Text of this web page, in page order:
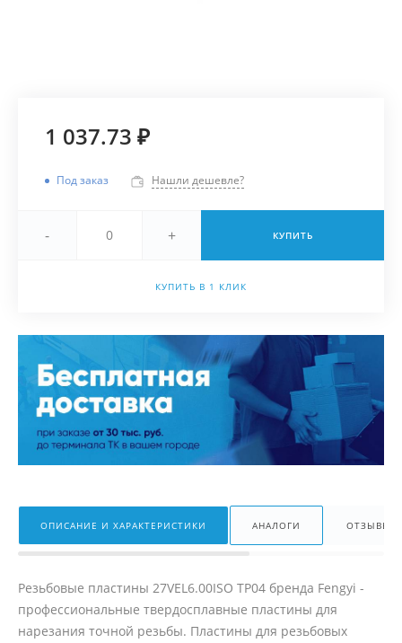
1 037.73 ₽
Под заказ Нашли дешевле?
- + КУПИТЬ
КУПИТЬ В 1 КЛИК
ОПИСАНИЕ И ХАРАКТЕРИСТИКИ АНАЛОГИ ОТЗЫВЫ
Резьбовые пластины 27VEL6.00ISO TP04 бренда Fengyi -
профессиональные твердосплавные пластины для
нарезания точной резьбы. Пластины для резьбовых